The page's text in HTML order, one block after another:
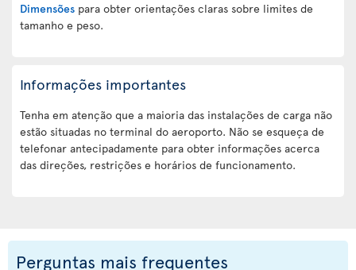
Dimensões para obter orientações claras sobre limites de
tamanho e peso.
Informações importantes
Tenha em atenção que a maioria das instalações de carga não
estão situadas no terminal do aeroporto. Não se esqueça de
telefonar antecipadamente para obter informações acerca
das direções, restrições e horários de funcionamento.
Perguntas mais frequentes